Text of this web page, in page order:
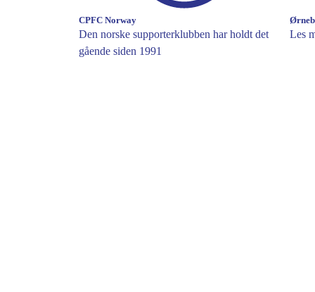
CPFC Norway
Den norske supporterklubben har holdt det
gående siden 1991
Les